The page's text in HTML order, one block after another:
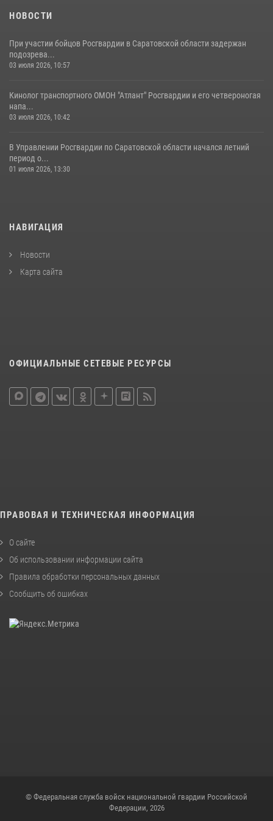
05 августа 2026, 12:55
НОВОСТИ
При участии бойцов Росгвардии в Саратовской области задержан
подозрева...
03 июля 2026, 10:57
Кинолог транспортного ОМОН "Атлант" Росгвардии и его четвероногая
напа...
03 июля 2026, 10:42
В Управлении Росгвардии по Саратовской области начался летний
период о...
01 июля 2026, 13:30
НАВИГАЦИЯ
Новости
Карта сайта
ОФИЦИАЛЬНЫЕ СЕТЕВЫЕ РЕСУРСЫ
ПРАВОВАЯ И ТЕХНИЧЕСКАЯ ИНФОРМАЦИЯ
О сайте
Об использовании информации сайта
Правила обработки персональных данных
Сообщить об ошибках
© Федеральная служба войск национальной гвардии Российской
Федерации, 2026